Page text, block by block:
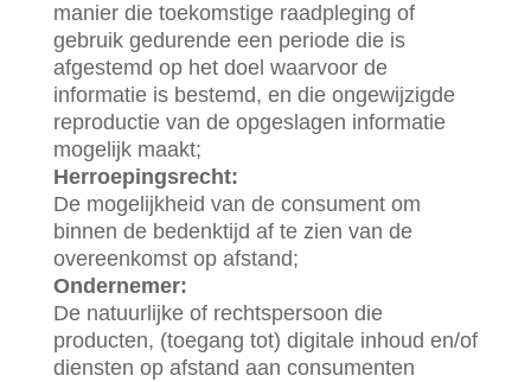
manier die toekomstige raadpleging of
gebruik gedurende een periode die is
afgestemd op het doel waarvoor de
informatie is bestemd, en die ongewijzigde
reproductie van de opgeslagen informatie
mogelijk maakt;
Herroepingsrecht:
De mogelijkheid van de consument om
binnen de bedenktijd af te zien van de
overeenkomst op afstand;
Ondernemer:
De natuurlijke of rechtspersoon die
producten, (toegang tot) digitale inhoud en/of
diensten op afstand aan consumenten